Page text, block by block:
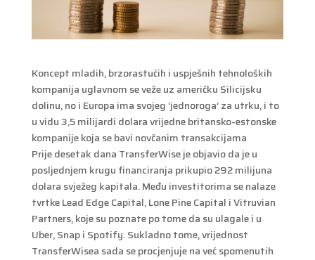
Koncept mladih, brzorastućih i uspješnih tehnoloških
kompanija uglavnom se veže uz američku Silicijsku
dolinu, no i Europa ima svojeg ‘jednoroga’ za utrku, i to
u vidu 3,5 milijardi dolara vrijedne britansko-estonske
kompanije koja se bavi novčanim transakcijama
Prije desetak dana TransferWise je objavio da je u
posljednjem krugu financiranja prikupio 292 milijuna
dolara svježeg kapitala. Među investitorima se nalaze
tvrtke Lead Edge Capital, Lone Pine Capital i Vitruvian
Partners, koje su poznate po tome da su ulagale i u
Uber, Snap i Spotify. Sukladno tome, vrijednost
TransferWisea sada se procjenjuje na već spomenutih